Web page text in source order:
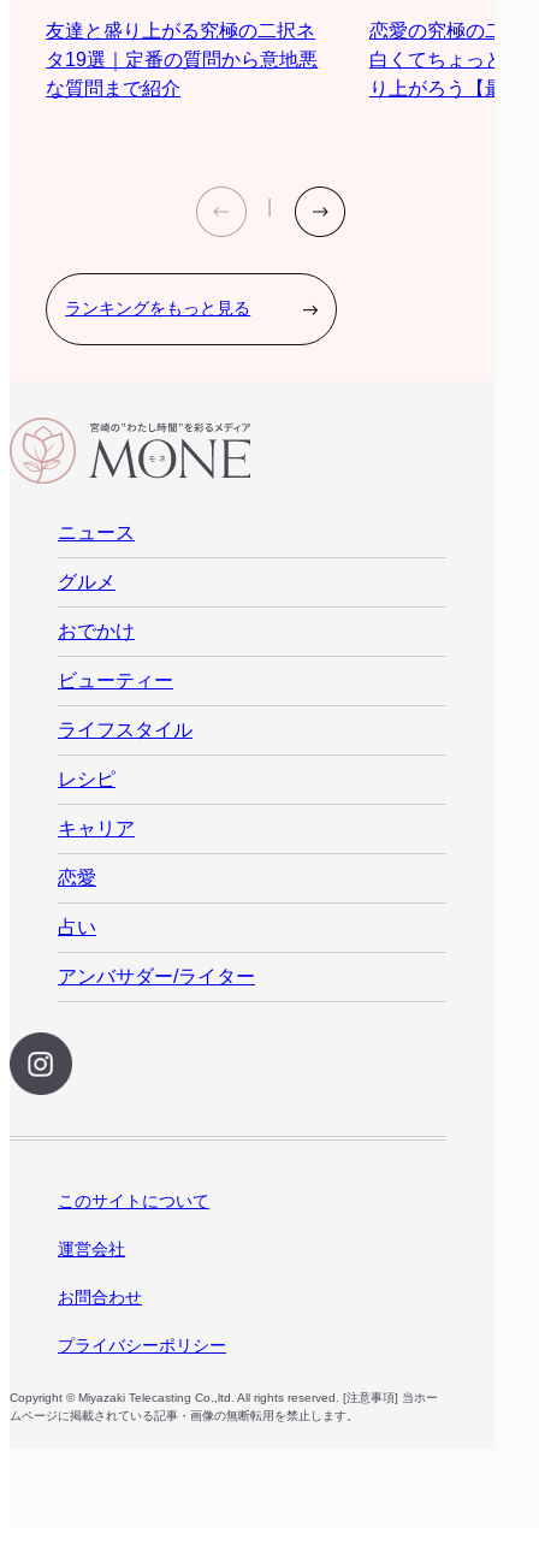
友達と盛り上がる究極の二択ネ
タ19選｜定番の質問から意地悪
な質問まで紹介
恋愛の究極の二択
白くてちょっと際
り上がろう【最新
ランキングをもっと見る
ニュース
グルメ
おでかけ
ビューティー
ライフスタイル
レシピ
キャリア
恋愛
占い
アンバサダー/ライター
このサイトについて
運営会社
お問合わせ
プライバシーポリシー
Copyright © Miyazaki Telecasting Co.,ltd. All rights reserved. [注意事項] 当ホー
ムページに掲載されている記事・画像の無断転用を禁止します。